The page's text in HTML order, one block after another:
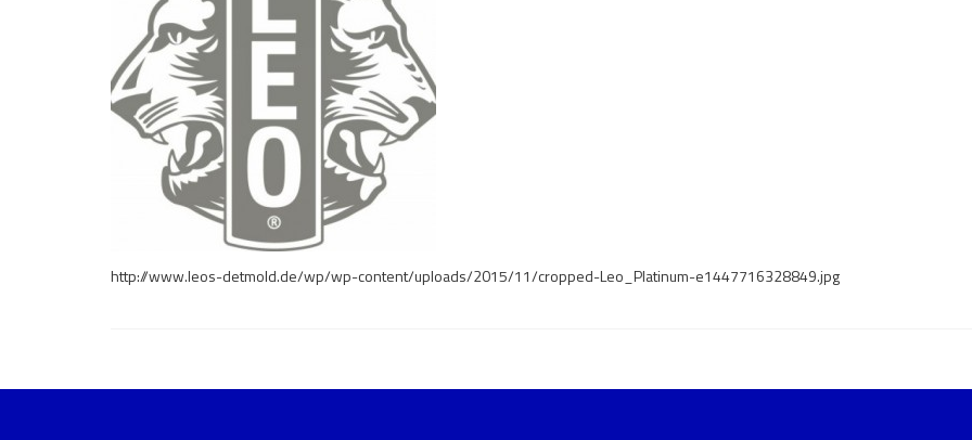
http://www.leos-detmold.de/wp/wp-content/uploads/2015/11/cropped-Leo_Platinum-e1447716328849.jpg